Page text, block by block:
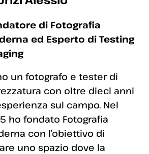
di Fotografia
ed Esperto di Testing
un fotografo e tester di
con oltre dieci anni
sul campo. Nel
ho fondato Fotografia
con l’obiettivo di
uno spazio dove la